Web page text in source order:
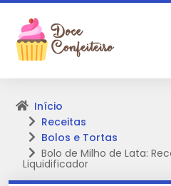
Início
Receitas
Bolos e Tortas
Bolo de Milho de Lata:
Liquidificador